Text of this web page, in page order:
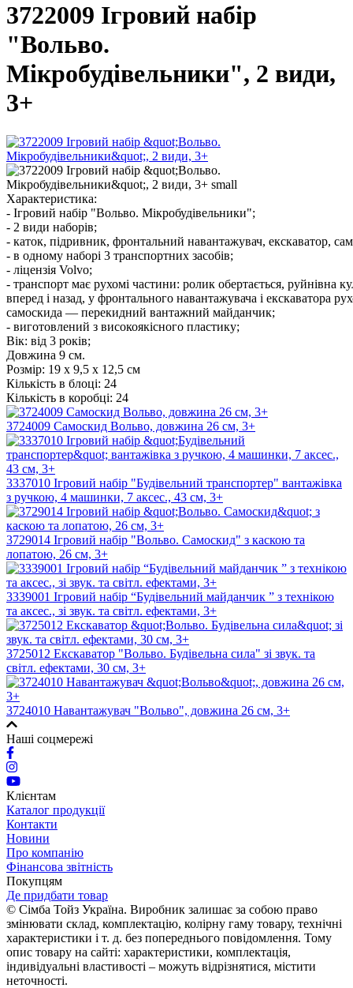
3722009 Ігровий набір
"Вольво.
Мікробудівельники", 2 види,
3+
Характеристика:
- Ігровий набір "Вольво. Мікробудівельники";
- 2 види наборів;
- каток, підривник, фронтальний навантажувач, екскаватор,
- в одному наборі 3 транспортних засобів;
- ліцензія Volvo;
- транспорт має рухомі частини: ролик обертається, руйнівна
вперед і назад, у фронтального навантажувача і екскаватора
самоскида — перекидний вантажний майданчик;
- виготовлений з високоякісного пластику;
Вік: від 3 років;
Довжина 9 см.
Розмір: 19 х 9,5 х 12,5 см
Кількість в блоці: 24
Кількість в коробці: 24
3724009 Самоскид Вольво, довжина 26 см, 3+
3337010 Ігровий набір "Будівельний транспортер" вантажівка
з ручкою, 4 машинки, 7 аксес., 43 см, 3+
3729014 Ігровий набір "Вольво. Самоскид" з каскою та
лопатою, 26 см, 3+
3339001 Ігровий набір “Будівельний майданчик ” з технікою
та аксес., зі звук. та світл. ефектами, 3+
3725012 Екскаватор "Вольво. Будівельна сила" зі звук. та
світл. ефектами, 30 см, 3+
3724010 Навантажувач "Вольво", довжина 26 см, 3+
Наші соцмережі
Клієнтам
Каталог продукції
Контакти
Новини
Про компанію
Фінансова звітність
Покупцям
Де придбати товар
© Сімба Тойз Україна. Виробник залишає за собою право
змінювати склад, комплектацію, колірну гаму товару, технічні
характеристики і т. д. без попереднього повідомлення. Тому
опис товару на сайті: характеристики, комплектація,
індивідуальні властивості – можуть відрізнятися, містити
неточності.